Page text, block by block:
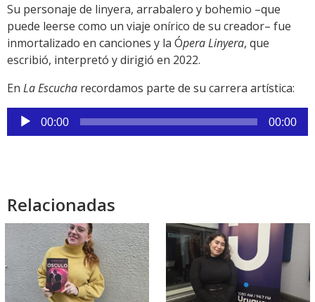
Su personaje de linyera, arrabalero y bohemio –que
puede leerse como un viaje onírico de su creador– fue
inmortalizado en canciones y la Ópera Linyera, que
escribió, interpretó y dirigió en 2022.
En La Escucha recordamos parte de su carrera artística:
Reproductor
de
00:00 00:00
Relacionadas